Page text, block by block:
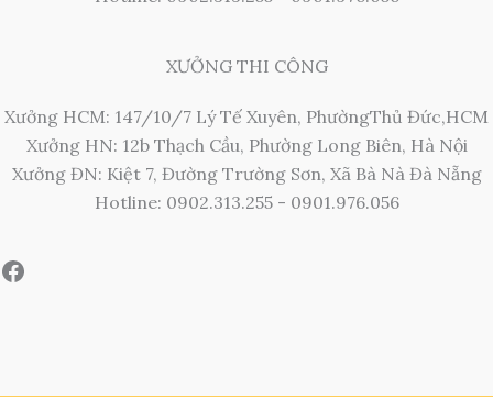
XƯỞNG THI CÔNG
Xưởng HCM: 147/10/7 Lý Tế Xuyên, PhườngThủ Đức,HCM
Xưởng HN: 12b Thạch Cầu, Phường Long Biên, Hà Nội
Xưởng ĐN: Kiệt 7, Đường Trường Sơn, Xã Bà Nà Đà Nẵng
Hotline: 0902.313.255 - 0901.976.056